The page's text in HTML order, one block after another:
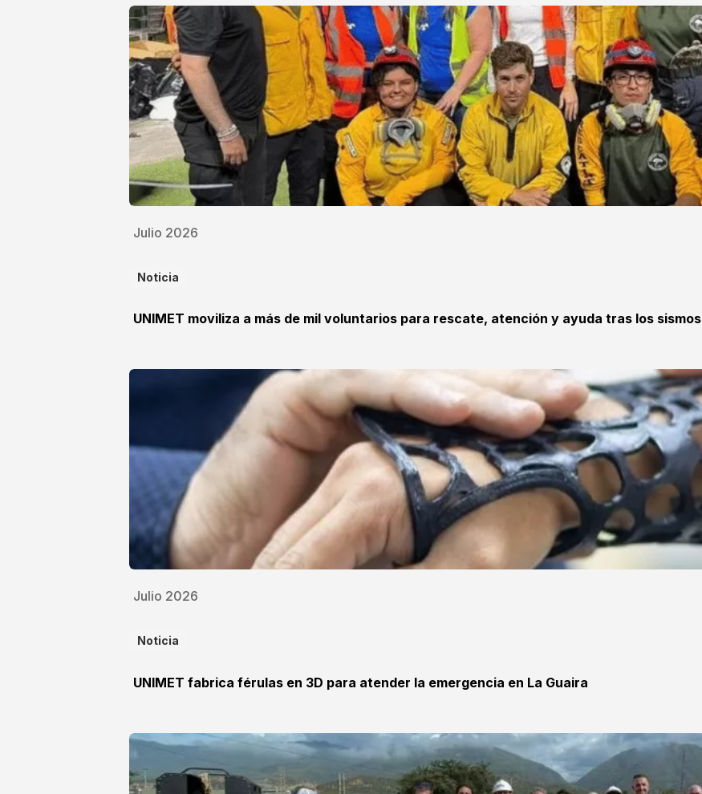
Julio 2026
Noticia
UNIMET moviliza a más de mil voluntarios para rescate, atención y ayuda tras los sismos
Julio 2026
Noticia
UNIMET fabrica férulas en 3D para atender la emergencia en La Guaira